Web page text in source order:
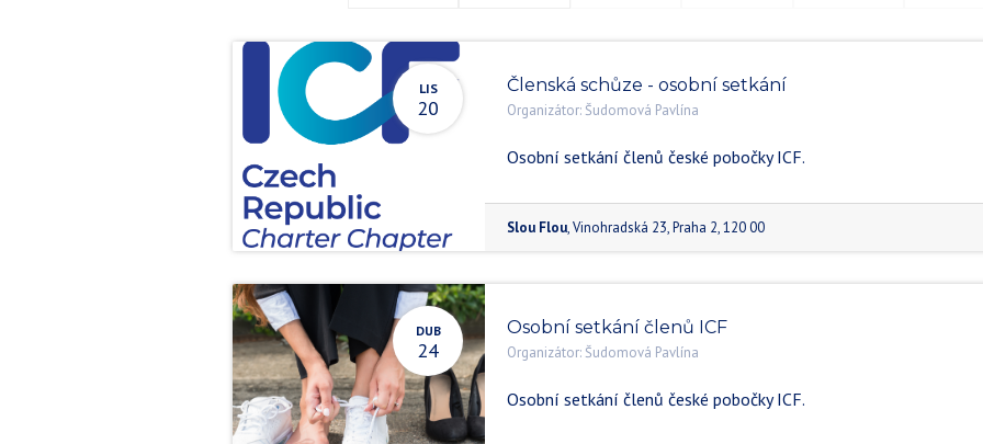
LIS
20
Členská schůze - osobní setkání
Organizátor: Šudomová Pavlína
Osobní setkání členů české pobočky ICF.
Slou Flou,Vinohradská 23,Praha 2,120 00
DUB
24
Osobní setkání členů ICF
Organizátor: Šudomová Pavlína
Osobní setkání členů české pobočky ICF.